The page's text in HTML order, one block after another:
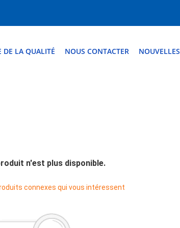
DE LA QUALITÉ NOUS CONTACTER NOUVELLES
n'est plus disponible.
connexes qui vous intéressent